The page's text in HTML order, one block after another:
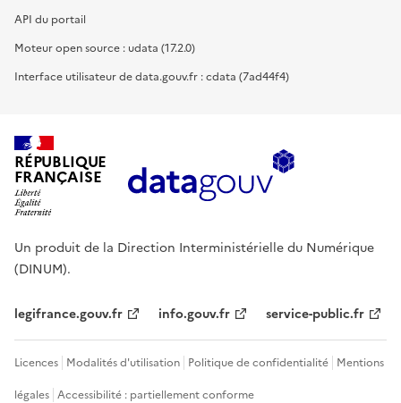
API du portail
Moteur open source : udata (17.2.0)
Interface utilisateur de data.gouv.fr : cdata (7ad44f4)
RÉPUBLIQUE
FRANÇAISE
Un produit de la Direction Interministérielle du Numérique
(DINUM).
legifrance.gouv.fr info.gouv.fr service-public.fr
Licences Modalités d'utilisation Politique de confidentialité Mentions
légales Accessibilité : partiellement conforme